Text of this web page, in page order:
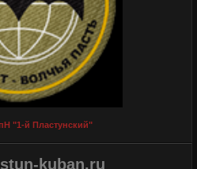
"1-й Пластунский"
kuban.ru